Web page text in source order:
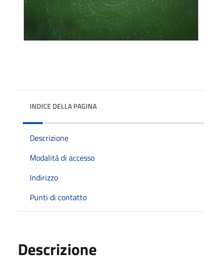
INDICE DELLA PAGINA
Descrizione
Modalità di accesso
Indirizzo
Punti di contatto
Descrizione